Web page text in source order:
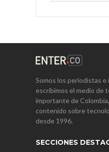
Somos los periodistas e
escribimos el medio de
importante de
contenido sobre
desde 1996.
SECCIONES